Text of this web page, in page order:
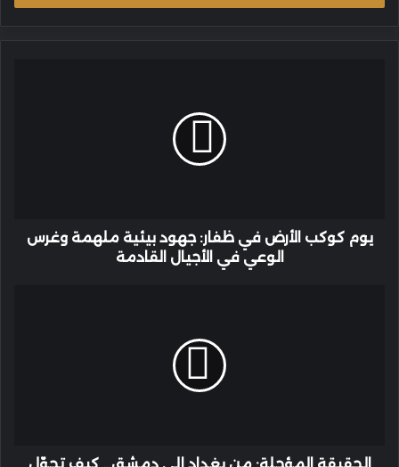
الوعي
يوم كوكب الأرض في ظفار: جهود بيئية ملهمة وغرس
الوعي في الأجيال القادمة
من